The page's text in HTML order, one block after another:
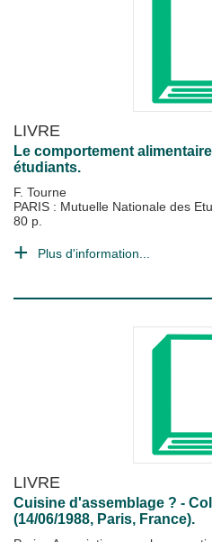
LIVRE
Le comportement
étudiants.
F. Tourne
PARIS : Mutuelle Nationale des
80 p.
Plus d'information...
LIVRE
Cuisine d'assemblage ? -
(14/06/1988, Paris, France).